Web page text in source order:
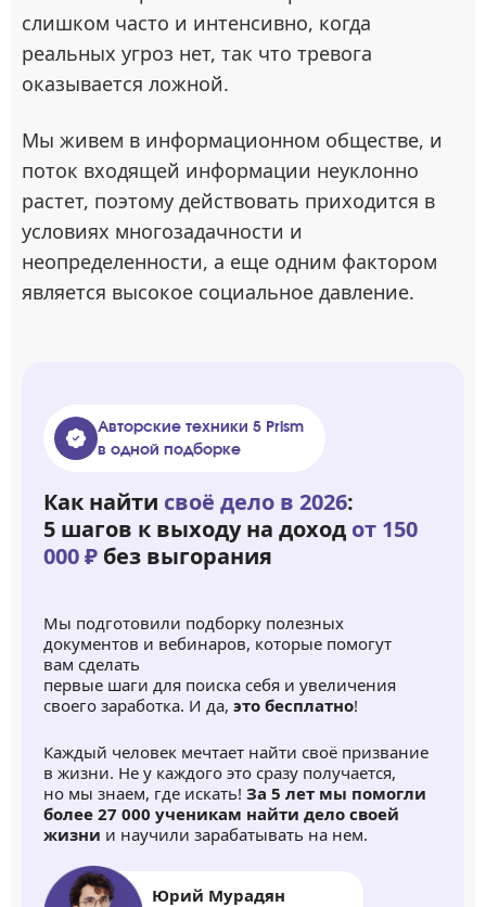
слишком часто и интенсивно, когда
реальных угроз нет, так что тревога
оказывается ложной.
Мы живем в информационном обществе, и
поток входящей информации неуклонно
растет, поэтому действовать приходится в
условиях многозадачности и
неопределенности, а еще одним фактором
является высокое социальное давление.
Авторские техники 5 Prism
в одной подборке
Как найти своё дело в 2026:
5 шагов к выходу на доход от 150
000 ₽ без выгорания
Мы подготовили подборку полезных
документов и вебинаров, которые помогут
вам сделать
первые шаги для поиска себя и увеличения
своего заработка. И да, это бесплатно!
Каждый человек мечтает найти своё призвание
в жизни. Не у каждого это сразу получается,
но мы знаем, где искать! За 5 лет мы помогли
более 27 000 ученикам найти дело своей
жизни и научили зарабатывать на нем.
Юрий Мурадян